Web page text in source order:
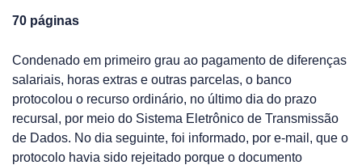
70 páginas
Condenado em primeiro grau ao pagamento de diferenças
salariais, horas extras e outras parcelas, o banco
protocolou o recurso ordinário, no último dia do prazo
recursal, por meio do Sistema Eletrônico de Transmissão
de Dados. No dia seguinte, foi informado, por e-mail, que o
protocolo havia sido rejeitado porque o documento